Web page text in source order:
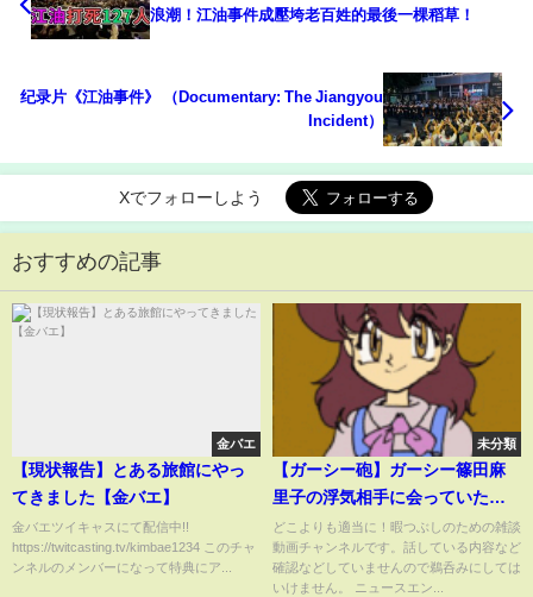
浪潮！江油事件成壓垮老百姓的最後一棵稻草！
纪录片《江油事件》 （Documentary: The Jiangyou
Incident）
Xでフォローしよう
おすすめの記事
金バエ
【現状報告】とある旅館にやっ
てきました【金バエ】
金バエツイキャスにて配信中!!
https://twitcasting.tv/kimbae1234 このチャ
ンネルのメンバーになって特典にア...
未分類
【ガーシー砲】ガーシー篠田麻
里子の浮気相手に会っていた！
篠田麻里子が一転、浮気を完全
否定し始めるも証拠は毎日出て
くるw 全てが終わる証拠が存在
どこよりも適当に！暇つぶしのための雑談
動画チャンネルです。話している内容など
確認などしていませんので鵜呑みにしては
いけません。 ニュースエン...